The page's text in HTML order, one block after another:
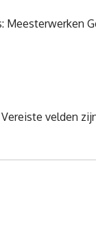
Meesterwerken
Vereiste velden